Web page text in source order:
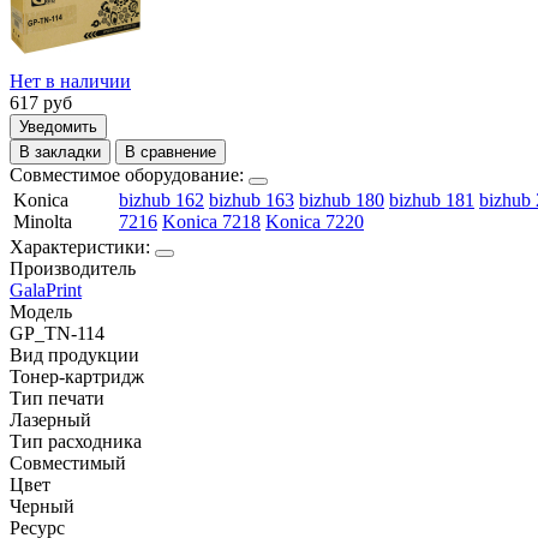
Нет в наличии
617 руб
Уведомить
В закладки
В сравнение
Совместимое оборудование:
Konica
Minolta
bizhub 162 bizhub 163 bizhub 180 bizhub 181 bizhub
7216 Konica 7218 Konica 7220
Характеристики:
Производитель
GalaPrint
Модель
GP_TN-114
Вид продукции
Тонер-картридж
Тип печати
Лазерный
Тип расходника
Совместимый
Цвет
Черный
Ресурс